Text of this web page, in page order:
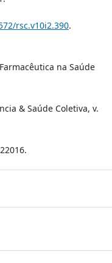
rsc.v10i2.390.
na Saúde
& Saúde Coletiva, v.